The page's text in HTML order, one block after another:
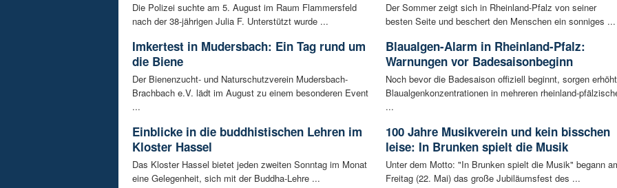
Die Polizei suchte am 5. August im Raum Flammersfeld
nach der 38-jährigen Julia F. Unterstützt wurde ...
Imkertest in Mudersbach: Ein Tag rund um
die Biene
Der Bienenzucht- und Naturschutzverein Mudersbach-
Brachbach e.V. lädt im August zu einem besonderen Event
...
Einblicke in die buddhistischen Lehren im
Kloster Hassel
Das Kloster Hassel bietet jeden zweiten Sonntag im Monat
eine Gelegenheit, sich mit der Buddha-Lehre ...
Der Sommer zeigt sich in Rheinland-Pfalz von seiner
besten Seite und beschert den Menschen ein sonniges ...
Blaualgen-Alarm in Rheinland-Pfalz:
Warnungen vor Badesaisonbeginn
Noch bevor die Badesaison offiziell beginnt, sorgen
Blaualgenkonzentrationen in mehreren rheinland-
...
100 Jahre Musikverein und kein bisschen
leise: In Brunken spielt die Musik
Unter dem Motto: "In Brunken spielt die Musik" begann
Freitag (22. Mai) das große Jubiläumsfest des ...